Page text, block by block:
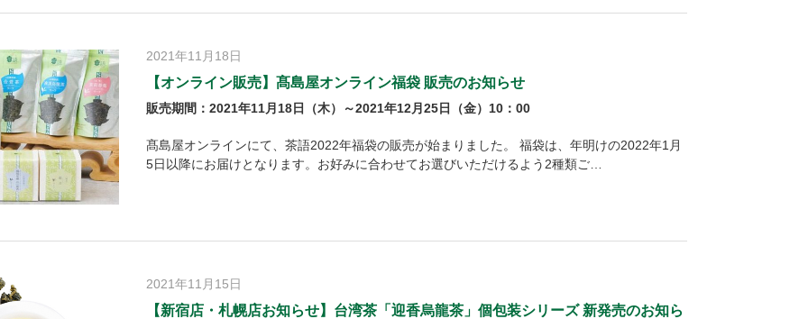
2021年11月18日
【オンライン販売】髙島屋オンライン福袋 販売のお知らせ
販売期間：2021年11月18日（木）～2021年12月25日（金）10：00
髙島屋オンラインにて、茶語2022年福袋の販売が始まりました。 福袋は、年明けの2022年1月
5日以降にお届けとなります。お好みに合わせてお選びいただけるよう2種類ご…
2021年11月15日
【新宿店・札幌店お知らせ】台湾茶「迎香烏龍茶」個包装シリーズ 新発売のお知ら